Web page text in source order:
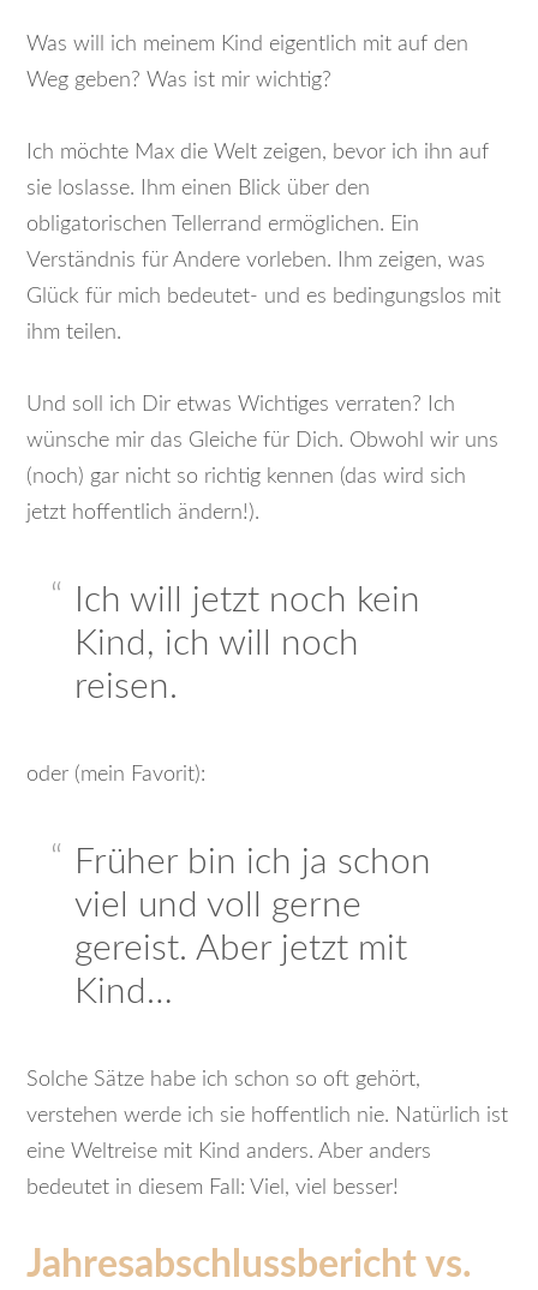
Was will ich meinem Kind eigentlich mit auf den
Weg geben? Was ist mir wichtig?
Ich möchte Max die Welt zeigen, bevor ich ihn auf
sie loslasse. Ihm einen Blick über den
obligatorischen Tellerrand ermöglichen. Ein
Verständnis für Andere vorleben. Ihm zeigen, was
Glück für mich bedeutet- und es bedingungslos mit
ihm teilen.
Und soll ich Dir etwas Wichtiges verraten? Ich
wünsche mir das Gleiche für Dich. Obwohl wir uns
(noch) gar nicht so richtig kennen (das wird sich
jetzt hoffentlich ändern!).
Ich will jetzt noch kein
Kind, ich will noch
reisen.
oder (mein Favorit):
Früher bin ich ja schon
viel und voll gerne
gereist. Aber jetzt mit
Kind…
Solche Sätze habe ich schon so oft gehört,
verstehen werde ich sie hoffentlich nie. Natürlich ist
eine Weltreise mit Kind anders. Aber anders
bedeutet in diesem Fall: Viel, viel besser!
Jahresabschlussbericht vs.